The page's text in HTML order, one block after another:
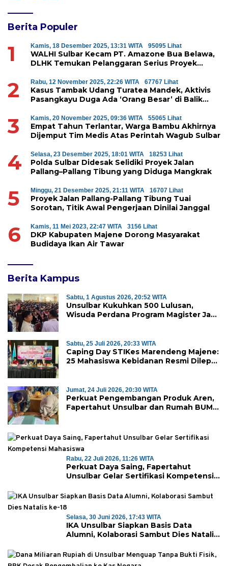
Berita Populer
1 Kamis, 18 Desember 2025, 13:31 WITA 95095 Lihat
WALHI Sulbar Kecam PT. Amazone Bua Belawa,
DLHK Temukan Pelanggaran Serius Proyek
2 Rabu, 12 November 2025, 22:26 WITA 67767 Lihat
Kasus Tambak Udang Turatea Mandek, Aktivis
Pasangkayu Duga Ada ‘Orang Besar’ di Balik
3 Kamis, 20 November 2025, 09:36 WITA 55065 Lihat
Empat Tahun Terlantar, Warga Bambu Akhirnya
Dijemput Tim Medis Atas Perintah Wagub Sulbar
4 Selasa, 23 Desember 2025, 18:01 WITA 18253 Lihat
Polda Sulbar Didesak Selidiki Proyek Jalan
Pallang–Pallang Tibung yang Diduga Mangkrak
5 Minggu, 21 Desember 2025, 21:11 WITA 16707 Lihat
Proyek Jalan Pallang-Pallang Tibung Tuai
Sorotan, Titik Awal Pengerjaan Dinilai Janggal
6 Kamis, 11 Mei 2023, 22:47 WITA 3156 Lihat
DKP Kabupaten Majene Dorong Masyarakat
Budidaya Ikan Air Tawar
Berita Kampus
Sabtu, 1 Agustus 2026, 20:52 WITA
Unsulbar Kukuhkan 500 Lulusan,
Wisuda Perdana Program Magister Jadi
Sabtu, 25 Juli 2026, 20:33 WITA
Caping Day STIKes Marendeng Majene:
25 Mahasiswa Kebidanan Resmi Dilepas
Jumat, 24 Juli 2026, 20:30 WITA
Perkuat Pengembangan Produk Aren,
Fapertahut Unsulbar dan Rumah BUMN
Rabu, 22 Juli 2026, 11:26 WITA
Perkuat Daya Saing, Fapertahut
Unsulbar Gelar Sertifikasi Kompetensi
Selasa, 30 Juni 2026, 17:43 WITA
IKA Unsulbar Siapkan Basis Data
Alumni, Kolaborasi Sambut Dies Natalis